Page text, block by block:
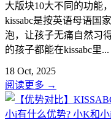
大版块10大不同的功能
kissabc是按英语母语国
泡，让孩子无痛自然习
的孩子都能在kissabc里...
18 Oct, 2025
阅读更多 →